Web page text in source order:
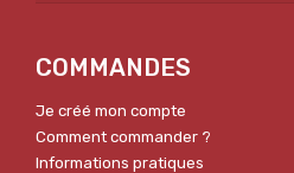
COMMANDES
Je créé mon compte
Comment commander ?
Informations pratiques